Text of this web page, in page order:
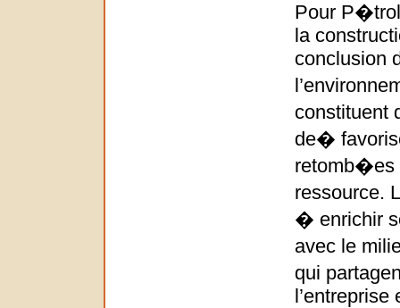
Pour
la
conclusion
constituent
de�
retomb�es
ressource.
� enrichir
avec le
qui
l’entreprise